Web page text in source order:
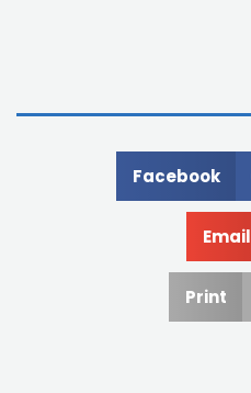
Facebook
Email
Print